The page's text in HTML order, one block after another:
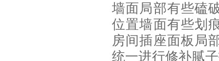
墙面局部有些磕
位置墙面有些划
房间插座面板局
统一进行修补腻